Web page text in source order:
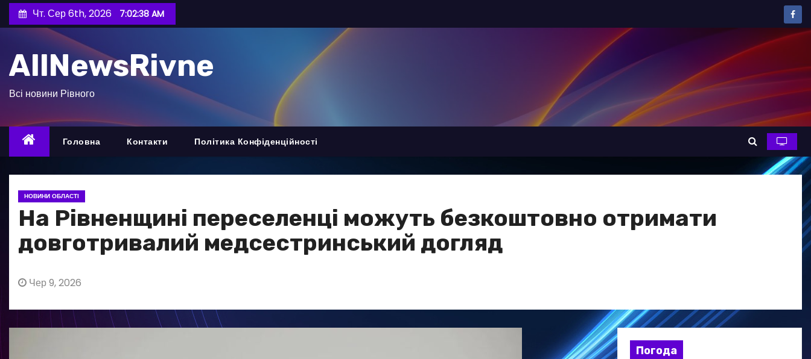
е
д
Чт. Сер 6th, 2026 7:02:39 AM
AllNewsRivne
Всі новини Рівного
Головна Контакти Політика Конфіденційності
НОВИНИ ОБЛАСТІ
На Рівненщині переселенці можуть безкоштовно отримати
довготривалий медсестринський догляд
Чер 9, 2026
Погода